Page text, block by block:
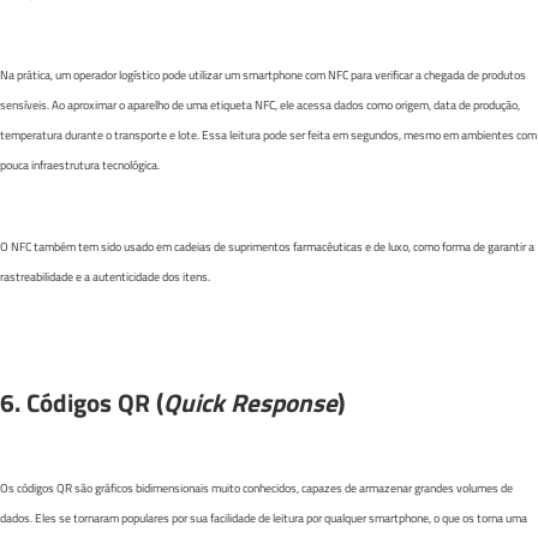
Na prática, um operador logístico pode utilizar um smartphone com NFC para verificar a chegada de produtos
sensíveis. Ao aproximar o aparelho de uma etiqueta NFC, ele acessa dados como origem, data de produção,
temperatura durante o transporte e lote. Essa leitura pode ser feita em segundos, mesmo em ambientes com
pouca infraestrutura tecnológica.
O NFC também tem sido usado em cadeias de suprimentos farmacêuticas e de luxo, como forma de garantir a
rastreabilidade e a autenticidade dos itens.
6. Códigos QR (Quick Response)
Os códigos QR são gráficos bidimensionais muito conhecidos, capazes de armazenar grandes volumes de
dados. Eles se tornaram populares por sua facilidade de leitura por qualquer smartphone, o que os torna uma